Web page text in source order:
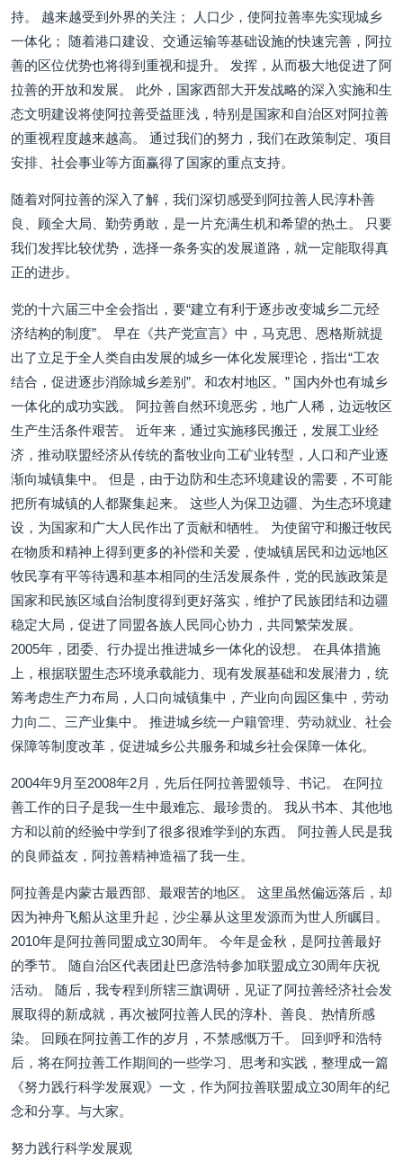
持。 越来越受到外界的关注； 人口少，使阿拉善率先实现城乡
一体化； 随着港口建设、交通运输等基础设施的快速完善，阿拉
善的区位优势也将得到重视和提升。 发挥，从而极大地促进了阿
拉善的开放和发展。 此外，国家西部大开发战略的深入实施和生
态文明建设将使阿拉善受益匪浅，特别是国家和自治区对阿拉善
的重视程度越来越高。 通过我们的努力，我们在政策制定、项目
安排、社会事业等方面赢得了国家的重点支持。
随着对阿拉善的深入了解，我们深切感受到阿拉善人民淳朴善
良、顾全大局、勤劳勇敢，是一片充满生机和希望的热土。 只要
我们发挥比较优势，选择一条务实的发展道路，就一定能取得真
正的进步。
党的十六届三中全会指出，要“建立有利于逐步改变城乡二元经
济结构的制度”。 早在《共产党宣言》中，马克思、恩格斯就提
出了立足于全人类自由发展的城乡一体化发展理论，指出“工农
结合，促进逐步消除城乡差别”。和农村地区。” 国内外也有城乡
一体化的成功实践。 阿拉善自然环境恶劣，地广人稀，边远牧区
生产生活条件艰苦。 近年来，通过实施移民搬迁，发展工业经
济，推动联盟经济从传统的畜牧业向工矿业转型，人口和产业逐
渐向城镇集中。 但是，由于边防和生态环境建设的需要，不可能
把所有城镇的人都聚集起来。 这些人为保卫边疆、为生态环境建
设，为国家和广大人民作出了贡献和牺牲。 为使留守和搬迁牧民
在物质和精神上得到更多的补偿和关爱，使城镇居民和边远地区
牧民享有平等待遇和基本相同的生活发展条件，党的民族政策是
国家和民族区域自治制度得到更好落实，维护了民族团结和边疆
稳定大局，促进了同盟各族人民同心协力，共同繁荣发展。
2005年，团委、行办提出推进城乡一体化的设想。 在具体措施
上，根据联盟生态环境承载能力、现有发展基础和发展潜力，统
筹考虑生产力布局，人口向城镇集中，产业向向园区集中，劳动
力向二、三产业集中。 推进城乡统一户籍管理、劳动就业、社会
保障等制度改革，促进城乡公共服务和城乡社会保障一体化。
2004年9月至2008年2月，先后任阿拉善盟领导、书记。 在阿拉
善工作的日子是我一生中最难忘、最珍贵的。 我从书本、其他地
方和以前的经验中学到了很多很难学到的东西。 阿拉善人民是我
的良师益友，阿拉善精神造福了我一生。
阿拉善是内蒙古最西部、最艰苦的地区。 这里虽然偏远落后，却
因为神舟飞船从这里升起，沙尘暴从这里发源而为世人所瞩目。
2010年是阿拉善同盟成立30周年。 今年是金秋，是阿拉善最好
的季节。 随自治区代表团赴巴彦浩特参加联盟成立30周年庆祝
活动。 随后，我专程到所辖三旗调研，见证了阿拉善经济社会发
展取得的新成就，再次被阿拉善人民的淳朴、善良、热情所感
染。 回顾在阿拉善工作的岁月，不禁感慨万千。 回到呼和浩特
后，将在阿拉善工作期间的一些学习、思考和实践，整理成一篇
《努力践行科学发展观》一文，作为阿拉善联盟成立30周年的纪
念和分享。与大家。
努力践行科学发展观